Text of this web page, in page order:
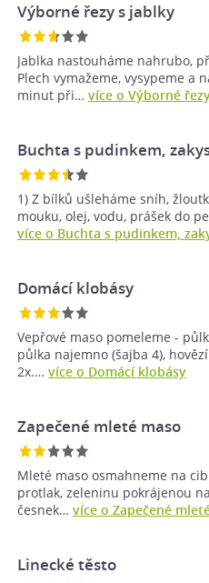
Výborné řezy s jablky
Jablka nastouháme nahrubo,
Plech vymažeme, vysypeme a
minut při… více o Výborné
Buchta s pudinkem,
1) Z bílků ušleháme sníh,
mouku, olej, vodu, prášek do
více o Buchta s pudinkem,
Domácí klobásy
Vepřové maso pomeleme -
půlka najemno (šajba 4),
2x.… více o Domácí klobásy
Zapečené mleté maso
Mleté maso osmahneme na
protlak, zeleninu pokrájenou
česnek… více o Zapečené
Linecké těsto